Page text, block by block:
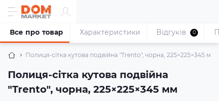
Полиця-сітка кутова подвійна "Trento", чорна, 225×225×345 мм
Полиця-сітка кутова подвійна
"Trento", чорна, 225×225×345 мм
Все про товар Характеристики Відгуків 0